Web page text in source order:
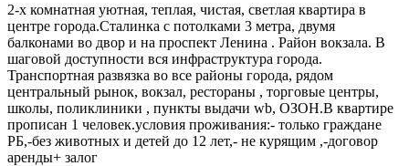
2-х комнатная уютная, теплая, чистая, светлая квартира в
центре города.Сталинка с потолками 3 метра, двумя
балконами во двор и на проспект Ленина . Район вокзала. В
шаговой доступности вся инфраструктура города.
Транспортная развязка во все районы города, рядом
центральный рынок, вокзал, рестораны , торговые центры,
школы, поликлиники , пункты выдачи wb, ОЗОН.В квартире
прописан 1 человек.условия проживания:- только граждане
РБ,-без животных и детей до 12 лет,- не курящим ,-договор
аренды+ залог